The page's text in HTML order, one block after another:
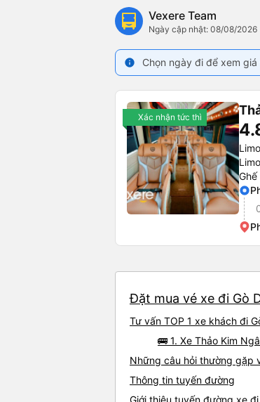
Vexere Team
Ngày cập nhật: 08/08/2026
info Chọn ngày đi để xem
Xác nhận tức thì
Đặt mua vé xe đi Gò
Tư vấn TOP 1 xe khách đi
🚌 1. Xe Thảo Kim
Những câu hỏi thường gặp
Thông tin tuyến đường